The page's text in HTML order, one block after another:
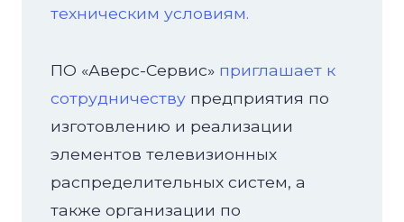
техническим условиям.
ПО «Аверс-Сервис» приглашает к
сотрудничеству предприятия по
изготовлению и реализации
элементов телевизионных
распределительных систем, а
также организации по